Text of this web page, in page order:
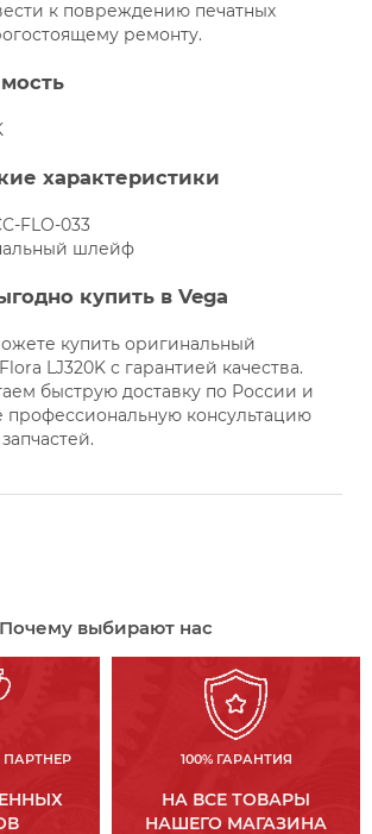
к повреждению печатных
ремонту.
характеристики
FLO-033
шлейф
купить в Vega
купить оригинальный
LJ320K с гарантией качества.
быструю доставку по России и
профессиональную консультацию
Почему выбирают нас
100% ГАРАНТИЯ
НА ВСЕ ТОВАРЫ
НАШЕГО МАГАЗИНА